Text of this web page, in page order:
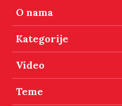
O nama
Kategorije
Video
Teme